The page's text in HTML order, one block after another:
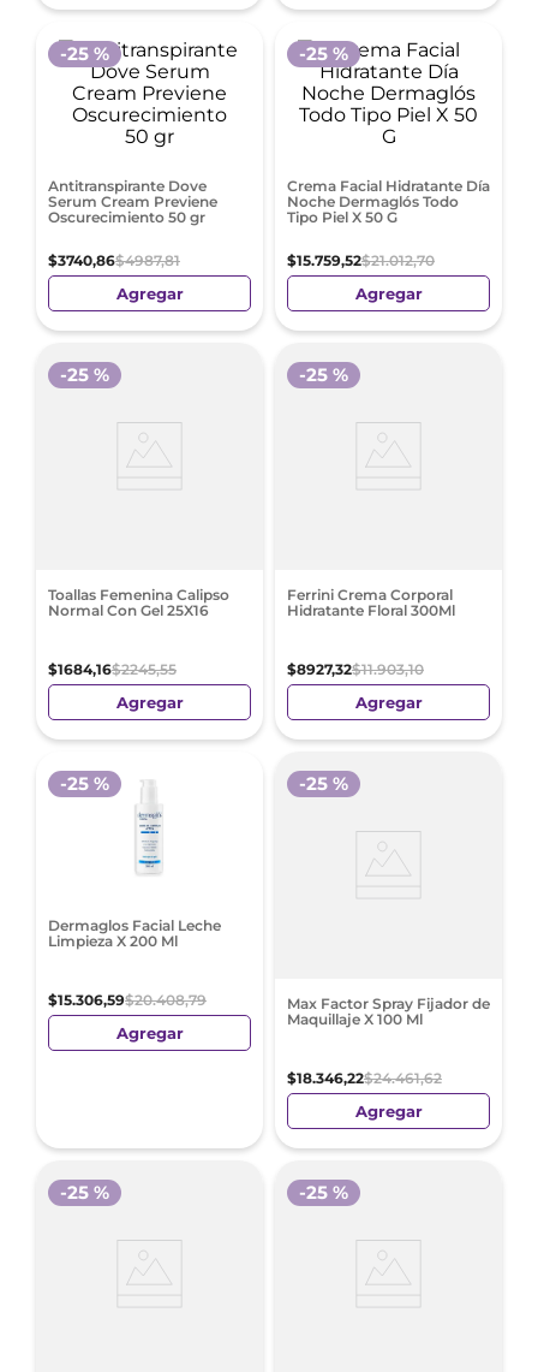
Antitranspirante Dove
Serum Cream Previene
Oscurecimiento 50 gr
$3740,86$4987,81
-25 %
Agregar
Crema Facial Hidratante Día
Noche Dermaglós Todo
Tipo Piel X 50 G
$15.759,52$21.012,70
-25 %
Agregar
Toallas Femenina Calipso
Normal Con Gel 25X16
$1684,16$2245,55
-25 %
Agregar
Ferrini Crema Corporal
Hidratante Floral 300Ml
$8927,32$11.903,10
-25 %
Agregar
Dermaglos Facial Leche
Limpieza X 200 Ml
$15.306,59$20.408,79
-25 %
Agregar
Max Factor Spray Fijador de
Maquillaje X 100 Ml
$18.346,22$24.461,62
-25 %
Agregar
-25 % -25 %